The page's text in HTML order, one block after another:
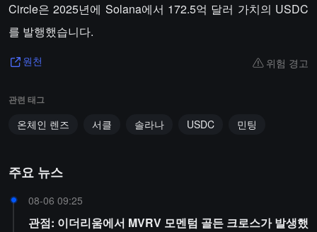
Circle은 2025년에 Solana에서 172.5억 달러 가치의 USDC
를 발행했습니다.
원천 위험 경고
관련 태그
온체인 렌즈 서클 솔라나 USDC 민팅
주요 뉴스
08-06 09:25
관점: 이더리움에서 MVRV 모멘텀 골든 크로스가 발생했